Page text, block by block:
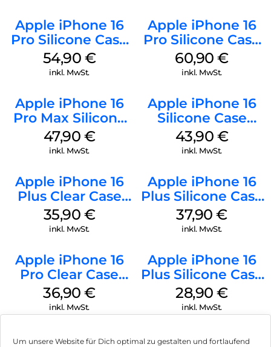
Um unsere Website für Dich optimal zu gestalten und fortlaufend
Apple iPhone 16
Pro Silicone Case
MagSafe Black
54,90 €
inkl. MwSt.
Apple iPhone 16
Pro Silicone Case
MagSafe Stone
Gray
60,90€
inkl. MwSt.
Apple iPhone 16
Pro Max Silicone
Case MagSafe
Black
47,90 €
inkl. MwSt.
Apple iPhone 16
Silicone Case
MagSafe Plum
43,90 €
inkl. MwSt.
Apple iPhone 16
Plus Clear Case
MagSafe
Transparent
35,90 €
inkl. MwSt.
Apple iPhone 16
Plus Silicone Case
MagSafe Lake
Green
37,90€
inkl. MwSt.
Apple iPhone 16
Pro Clear Case
MagSafe
Transparent
36,90€
inkl. MwSt.
Apple iPhone 16
Plus Silicone Case
MagSafe Black
28,90€
inkl. MwSt.